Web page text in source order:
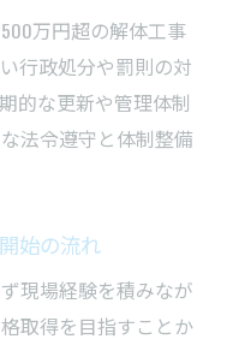
万円超の解体工事
行政処分や罰則の対
的な更新や管理体制
法令遵守と体制整備
始の流れ
現場経験を積みなが
取得を目指すことか